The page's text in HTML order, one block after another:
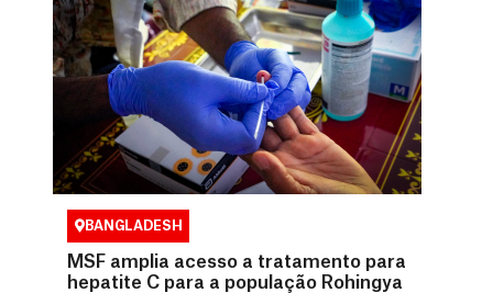
BANGLADESH
MSF amplia acesso a tratamento para
hepatite C para a população Rohingya